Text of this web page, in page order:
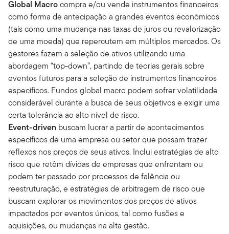
Global Macrocompra e/ou vende instrumentos financeiros
como forma de antecipação a grandes eventos econômicos
(tais como uma mudança nas taxas de juros ou revalorização
de uma moeda) que repercutem em múltiplos mercados. Os
gestores fazem a seleção de ativos utilizando uma
abordagem “top-down”, partindo de teorias gerais sobre
eventos futuros para a seleção de instrumentos financeiros
específicos. Fundos global macro podem sofrer volatilidade
considerável durante a busca de seus objetivos e exigir uma
certa tolerância ao alto nível de risco.
Event-driven buscam lucrar a partir de acontecimentos
específicos de uma empresa ou setor que possam trazer
reflexos nos preços de seus ativos. Inclui estratégias de alto
risco que retêm dívidas de empresas que enfrentam ou
podem ter passado por processos de falência ou
reestruturação, e estratégias de arbitragem de risco que
buscam explorar os movimentos dos preços de ativos
impactados por eventos únicos, tal como fusões e
aquisições, ou mudanças na alta gestão.